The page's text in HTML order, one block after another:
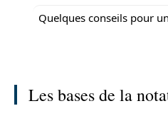
Quelques conseils pour
Les bases de la